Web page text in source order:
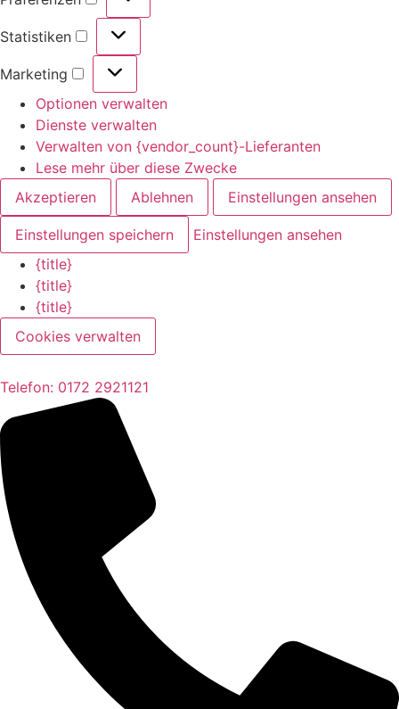
Statistiken
Marketing
Optionen verwalten
Dienste verwalten
Verwalten von {vendor_count}-Lieferanten
Lese mehr über diese Zwecke
Akzeptieren
Ablehnen Einstellungen ansehen
Einstellungen speichern
Einstellungen ansehen
{title}
{title}
{title}
Cookies verwalten
Telefon: 0172 2921121